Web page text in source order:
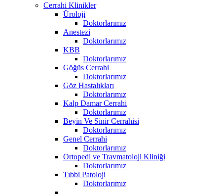
Cerrahi Klinikler
Üroloji
Doktorlarımız
Anestezi
Doktorlarımız
KBB
Doktorlarımız
Göğüs Cerrahi
Doktorlarımız
Göz Hastalıkları
Doktorlarımız
Kalp Damar Cerrahi
Doktorlarımız
Beyin Ve Sinir Cerrahisi
Doktorlarımız
Genel Cerrahi
Doktorlarımız
Ortopedi ve Travmatoloji Kliniği
Doktorlarımız
Tıbbi Patoloji
Doktorlarımız